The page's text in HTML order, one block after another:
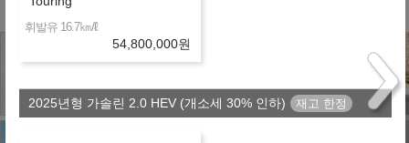
휘발유 16.7㎞/ℓ
54,800,000원
2025년형 가솔린 2.0 HEV (개소세 30% 인하)